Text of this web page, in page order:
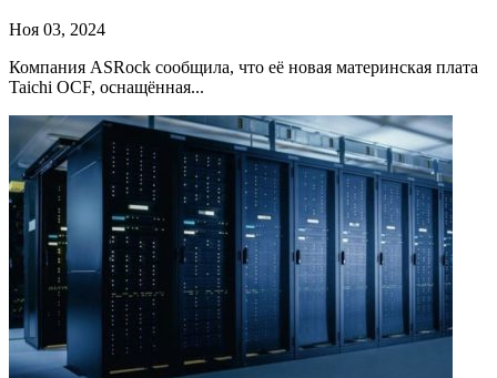
Ноя 03, 2024
Компания ASRock сообщила, что её новая материнская плата
Taichi OCF, оснащённая...